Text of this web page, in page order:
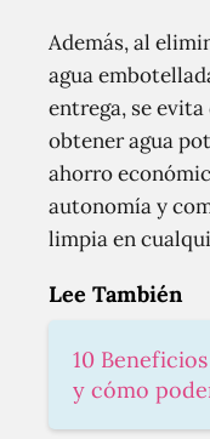
Además, al
agua
entrega, se
obtener agua
ahorro
autonomía y
limpia en
Lee También
10
y cómo